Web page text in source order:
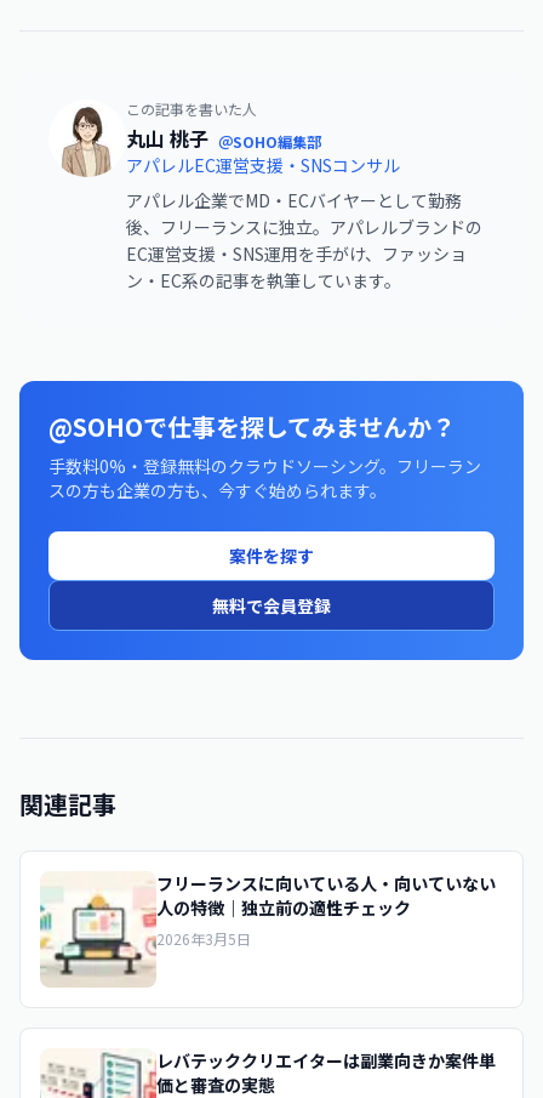
この記事を書いた人
丸山 桃子 ＠SOHO編集部
アパレルEC運営支援・SNSコンサル
アパレル企業でMD・ECバイヤーとして勤務
後、フリーランスに独立。アパレルブランドの
EC運営支援・SNS運用を手がけ、ファッショ
ン・EC系の記事を執筆しています。
@SOHOで仕事を探してみませんか？
手数料0%・登録無料のクラウドソーシング。フリーラン
スの方も企業の方も、今すぐ始められます。
案件を探す
無料で会員登録
関連記事
フリーランスに向いている人・向いていない
人の特徴｜独立前の適性チェック
2026年3月5日
レバテッククリエイターは副業向きか案件単
価と審査の実態